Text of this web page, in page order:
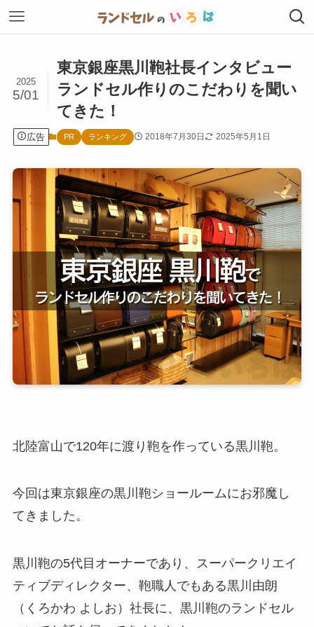
東京銀座黒川鞄社長インタビュー
ランドセル作りのこだわりを聞い
てきた！
2025
5/01
広告 PR ランキング 2018年7月30日 2025年5月1日
北陸富山で120年に渡り鞄を作っている黒川鞄。
今回は東京銀座の黒川鞄ショールームにお邪魔し
てきました。
黒川鞄の5代目オーナーであり、スーパークリエイ
ティブディレクター、鞄職人でもある黒川由朗
（くろかわ よしお）社長に、黒川鞄のランドセル